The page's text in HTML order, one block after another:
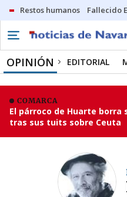
Restos humanos Fallecido
OPINIÓN EDITORIAL
COMARCA
El párroco de Huarte borra
tras sus tuits sobre Ceuta